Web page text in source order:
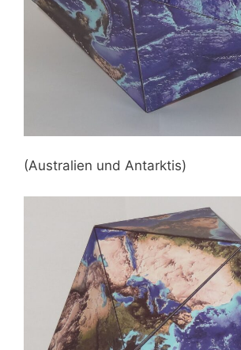
(Australien und Antarktis)